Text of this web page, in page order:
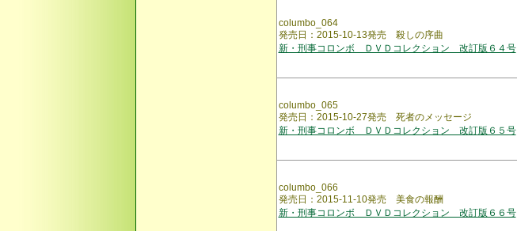
columbo_064
発売日：2015-10-13発売 殺しの序曲
新・刑事コロンボ ＤＶＤコレクション 改訂版６４号
columbo_065
発売日：2015-10-27発売 死者のメッセージ
新・刑事コロンボ ＤＶＤコレクション 改訂版６５号
columbo_066
発売日：2015-11-10発売 美食の報酬
新・刑事コロンボ ＤＶＤコレクション 改訂版６６号